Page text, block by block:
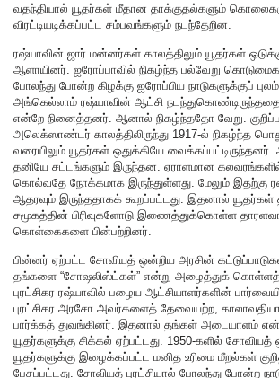
வதந்தியால் யூதர்கள் மீதான தாக்குதல்களும்
விரட்டியடிக்கப்பட்ட சம்பவங்களும் நடந்தேறின.
ரஷ்யாவின் ஜார் மன்னர்கள் காலத்திலும் யூதர்கள்
ஆளாயினர். ஐரோப்பாவில் நிகழ்ந்த பல்வேறு
போலந்து போன்ற கிழக்கு ஐரோப்பிய நாடுகளுக்குப்
அங்கெல்லாம் ரஷ்யாவின் ஆட்சி
என்றே நினைத்தனர். ஆனால் நிகழ்ந்ததோ வேறு.
அலெக்ஸாண்டர் காலத்திலிருந்து 1917-ல் நிகழ்ந்த
வரையிலும் யூதர்கள் ஒதுக்கியே
தனியே சட்டங்களும் இருந்தன. ஏராளமான
கொல்வதே நோக்கமாக இருந்துள்ளது. மேலும் இதற்கு
ஆதரவும் இருந்ததாகக் கூறப்பட்டது. இதனால் யூதர்கள்
சமூகத்தின் பிரிவுகளோடு இணைத்துக்கொள்ள
கொள்கைகளை பின்பற்றினர்.
பின்னர் ஏற்பட்ட சோவியத் ஒன்றிய அரசின்
தங்களை “சோஷலிஸ்ட்கள்” என்று அழைத்துக் கொள்ளத்
புரட்சிகர ரஷ்யாவில் பழைய ஆட்சியாளர்களின்
புரட்சிகர அரசோ அவர்களைத் தேவையற்ற,
பார்க்கத் துவங்கினர். இதனால் தங்கள் அடையாளம்
யூதர்களுக்கு சிக்கல் ஏற்பட்டது. 1950-களில் சோவியத்
யூதர்களுக்கு இழைக்கப்பட்ட மனித உரிமை மீறல்கள்
பேசப்பட்டது. சோவியத் புரட்சியால் போலந்து போன்ற